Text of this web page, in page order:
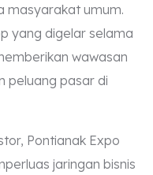
masyarakat umum.
yang digelar selama
wawasan
peluang pasar di
Pontianak Expo
jaringan bisnis